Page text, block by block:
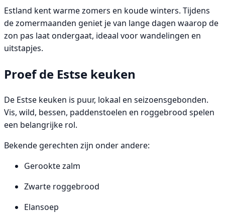
Estland kent warme zomers en koude winters. Tijdens
de zomermaanden geniet je van lange dagen waarop de
zon pas laat ondergaat, ideaal voor wandelingen en
uitstapjes.
Proef de Estse keuken
De Estse keuken is puur, lokaal en seizoensgebonden.
Vis, wild, bessen, paddenstoelen en roggebrood spelen
een belangrijke rol.
Bekende gerechten zijn onder andere:
Gerookte zalm
Zwarte roggebrood
Elansoep